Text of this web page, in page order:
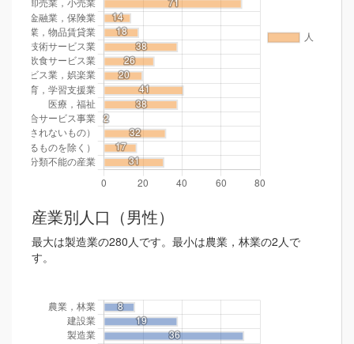
産業別人口（男性）
最大は製造業の280人です。最小は農業，林業の2人で
す。